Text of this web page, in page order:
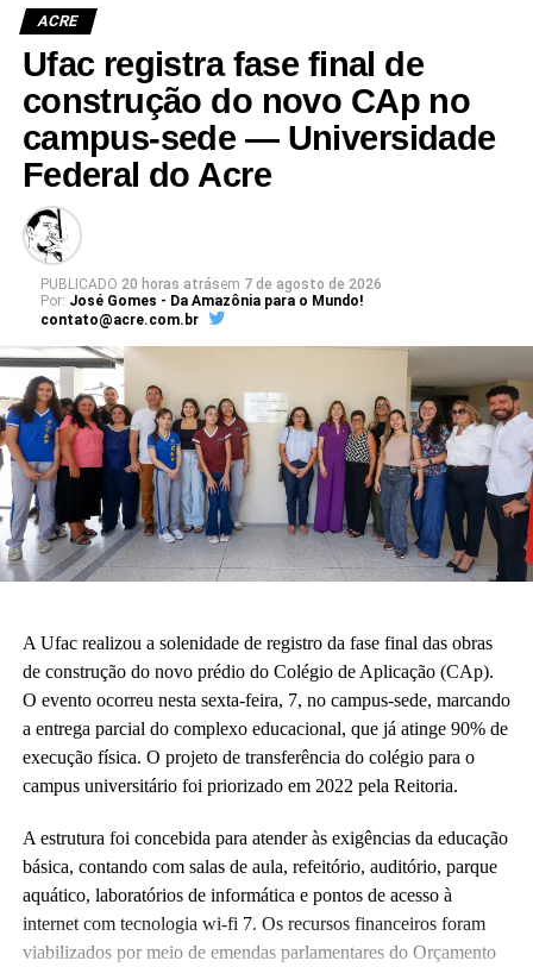
Leia Mais: UFAC
ACRE
Ufac registra fase final de
construção do novo CAp no
campus-sede — Universidade
Federal do Acre
PUBLICADO 20 horas atrásem 7 de agosto de 2026
Por: José Gomes - Da Amazônia para o Mundo!
contato@acre.com.br
A Ufac realizou a solenidade de registro da fase final das obras
de construção do novo prédio do Colégio de Aplicação (CAp).
O evento ocorreu nesta sexta-feira, 7, no campus-sede, marcando
a entrega parcial do complexo educacional, que já atinge 90% de
execução física. O projeto de transferência do colégio para o
campus universitário foi priorizado em 2022 pela Reitoria.
A estrutura foi concebida para atender às exigências da educação
básica, contando com salas de aula, refeitório, auditório, parque
aquático, laboratórios de informática e pontos de acesso à
internet com tecnologia wi-fi 7. Os recursos financeiros foram
viabilizados por meio de emendas parlamentares do Orçamento